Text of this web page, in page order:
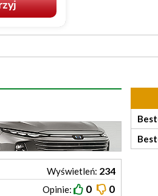
Opinie: 0 0
Wyświetleń: 234